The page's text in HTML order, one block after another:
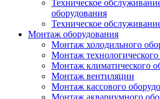
Техническое
оборудования
Техническое
Монтаж оборудования
Монтаж холодильного
Монтаж
Монтаж климатического
Монтаж вентиляции
Монтаж кассового
Монтаж аквариумного